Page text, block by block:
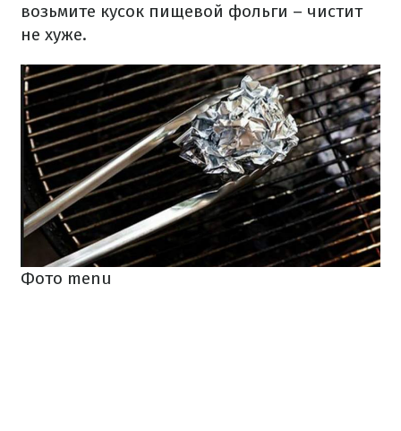
возьмите кусок пищевой фольги – чистит
не хуже.
Фото menu